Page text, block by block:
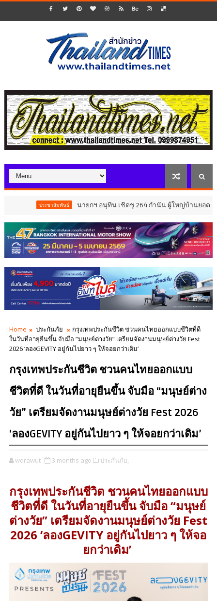
ประชาสัมพันธ์ นายกฯ อนุทิน เชิดชู 264 กำนัน ผู้ใหญ่บ้านยอดเยี่ยม มอบ
Home ประกันภัย
กรุงเทพประกันชีวิต ชวนคนไทยออกแบบชีวิตที่ดี
ในวันที่อายุยืนขึ้น จับมือ “มนุษย์ต่างวัย” เตรียมจัดงานมนุษย์ต่างวัย Fest
2026 ‘ลองGEVITY อยู่กันไปยาว ๆ ให้จอยกว่าเดิม’
กรุงเทพประกันชีวิต ชวนคนไทยออกแบบ
ชีวิตที่ดี ในวันที่อายุยืนขึ้น จับมือ “มนุษย์ต่าง
วัย” เตรียมจัดงานมนุษย์ต่างวัย Fest 2026
‘ลองGEVITY อยู่กันไปยาว ๆ ให้จอยกว่าเดิม’
worawut 3 months ago ประกันภัย,
กรุงเทพประกันชีวิต ชวนคนไทยออกแบบ
ชีวิตที่ดี ในวันที่อายุยืนขึ้น จับมือ “มนุษย์
ต่างวัย” เตรียมจัดงานมนุษย์ต่างวัย Fest
2026 ‘ลองGEVITY อยู่กันไปยาว ๆ ให้จอ
ยกว่าเดิม’